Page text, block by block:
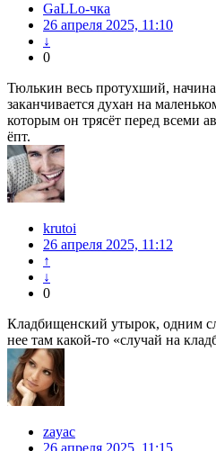
GaLLo-чка
26 апреля 2025, 11:10
↓
0
Тюлькин весь протухший,
заканчивается духан на
которым он трясёт перед всеми
ёпт.
krutoi
26 апреля 2025, 11:12
↑
↓
0
Кладбищенский утырок, одним
нее там какой-то «случай на
zayac